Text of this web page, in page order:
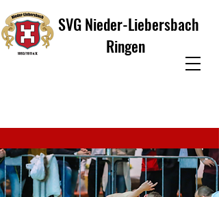
SVG Nieder-Liebersbach
Ringen